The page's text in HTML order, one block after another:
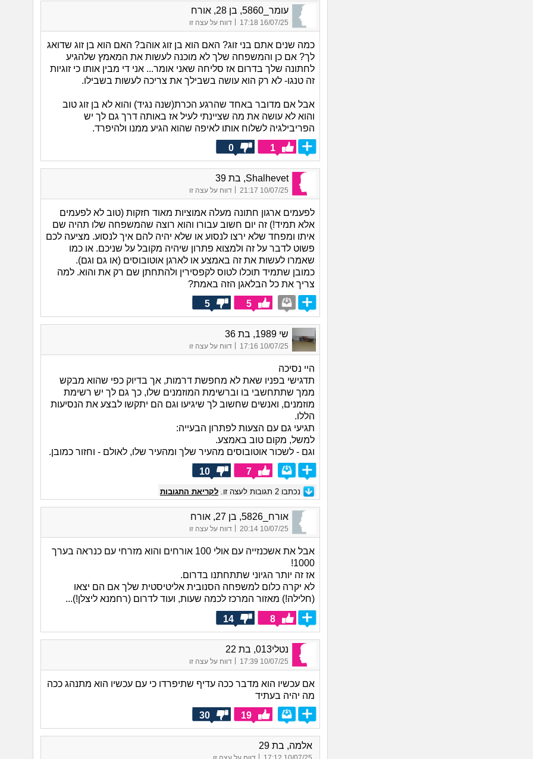
עומר_5860, בן 28, אורח
16/07/25 17:18
| דווח על עצה זו
כמה שנים אתם בני זוג? האם הוא בן זוג אוהב? האם הוא בן זוג שדואג
לך? אם כן והמשפחה שלך לא מוכנה לעשות את המאמץ שלהגיע
לחתונה שלך בדרום אז סליחה שאני אומר... אני די מבין אותו כי זוגיות
זה טנגו- לא רק הוא עושה בשבילך את צריכה לעשות בשבילו.
אבל אם מדובר באחד שהרגע הכרת(שנה נגיד) והוא לא בן זוג טוב
והוא לא עושה את מה שציינתי לעיל אז באותה דרך גם לך יש
הפריבילגיה לשלוח אותו לאיפה שהוא הגיע ממנו ולהיפרד.
1
0
Shalhevet, בת 39
10/07/25 21:17 דווח על עצה זו
לפעמים ארגון חתונה מעלה אמוציות מאוד חזקות (טוב לא לפעמים
אלא תמיד!) זה יום חשוב עבורו והוא רוצה שהמשפחה שלו תהיה שם
איתו ומפחד שלא ירצו לנסוע או שלא יהיה להם איך לנסוע. מציעה לכם
פשוט לדבר על זה ולמצוא פתרון שיהיה מקובל על שניכם. או כמו
שאמרו לעשות את זה באמצע או לארגן אוטובוסים (או גם וגם).
כמובן שתמיד תוכלו לטוס לקפסירין ולהתחתן שם רק את והוא. למה
צריך את כל הבלאגן הזה באמת?
5
5
שי 1989, בת 36
10/07/25 17:16 דווח על עצה זו
היי נסיכה
תדגישי בפניו שאת לא מחפשת דרמות, אך בדיוק כפי שהוא מבקש
ממך שתתחשבי בו וברשימת המוזמנים שלו, כך גם לך יש רשימת
מוזמנים, ואנשים שחשוב לך שיגיעו וגם הם יתקשו לבצע את הנסיעות
הללו.
תגיעי גם עם הצעות לפתרון הבעייה:
למשל, מקום טוב באמצע.
וגם - לשכור אוטובוסים מהעיר שלך ומהעיר שלו, לאולם - וחזור כמובן.
7
10
נכתבו 2 תגובות לעצה זו. לקריאת התגובות
אורח_5826, בן 27, אורח
10/07/25 20:14 דווח על עצה זו
אבל את אשכנזייה עם אולי 100 אורחים והוא מזרחי עם כנראה בערך
1000!
אז זה יותר הגיוני שתתחתנו בדרום.
לא יקרה כלום למשפחה הסנובית אליטיסטית שלך אם הם יצאו
(חלילה!) מאזור המרכז לכמה שעות, ועוד לדרום (רחמנא ליצלן!)...
8
14
נטלי013, בת 22
10/07/25 17:39
| דווח על עצה זו
אם עכשיו הוא מדבר ככה עדיף שתיפרדו כי עם עכשיו הוא מתנהג ככה
מה יהיה בעתיד
19
30
אלמה, בת 29